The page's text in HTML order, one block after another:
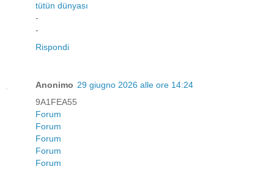
tütün dünyası
-
-
Rispondi
Anonimo 29 giugno 2026 alle ore 14:24
9A1FEA55
Forum
Forum
Forum
Forum
Forum